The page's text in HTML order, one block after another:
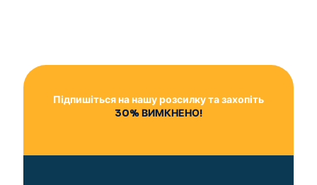
Підпишіться на нашу розсилку та захопіть
30% ВИМКНЕНО!